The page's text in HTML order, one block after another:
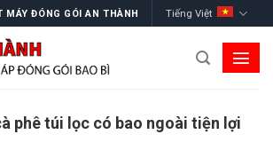
MÁY ĐÓNG GÓI AN THÀNH Tiếng Việt
phê túi lọc có bao ngoài tiện lợi